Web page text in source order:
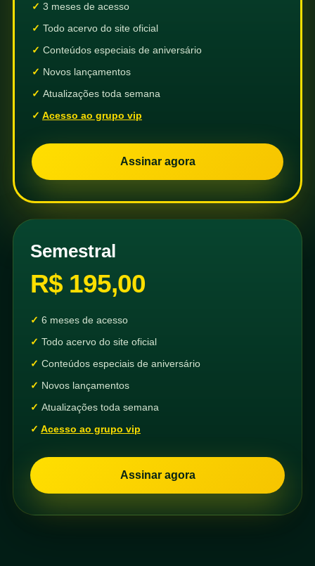
3 meses de acesso
Todo acervo do site oficial
Conteúdos especiais de aniversário
Novos lançamentos
Atualizações toda semana
Acesso ao grupo vip
Assinar agora
Semestral
R$ 195,00
6 meses de acesso
Todo acervo do site oficial
Conteúdos especiais de aniversário
Novos lançamentos
Atualizações toda semana
Acesso ao grupo vip
Assinar agora